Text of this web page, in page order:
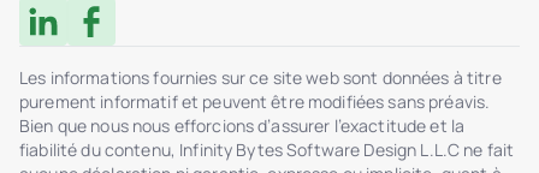
Les informations fournies sur ce site web sont données à titre
purement informatif et peuvent être modifiées sans préavis.
Bien que nous nous efforcions d’assurer l’exactitude et la
fiabilité du contenu, Infinity Bytes Software Design L.L.C ne fait